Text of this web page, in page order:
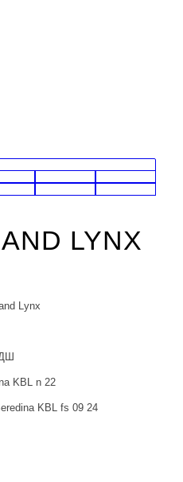
LYNX
Lynx
KBL n 22
KBL fs 09 24